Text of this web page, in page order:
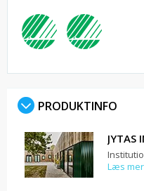
PRODUKTINFO
JYTAS
Læs